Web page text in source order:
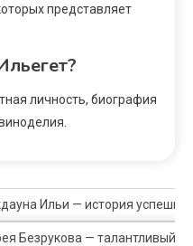
представляет
личность, биография
Ильи — история
Безрукова — талантливый